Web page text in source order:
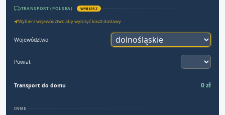
TRANSPORT (POLSKA) WYBIERZ
Wybierz województwo aby wyliczyć koszt dostawy
Województwo
Powiat
Transport do domu 0 zł
INNE